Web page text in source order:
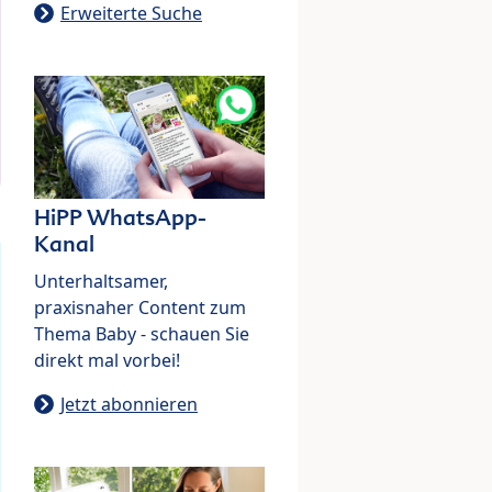
Erweiterte Suche
HiPP WhatsApp-
Kanal
Unterhaltsamer,
praxisnaher Content zum
Thema Baby - schauen Sie
direkt mal vorbei!
Jetzt abonnieren